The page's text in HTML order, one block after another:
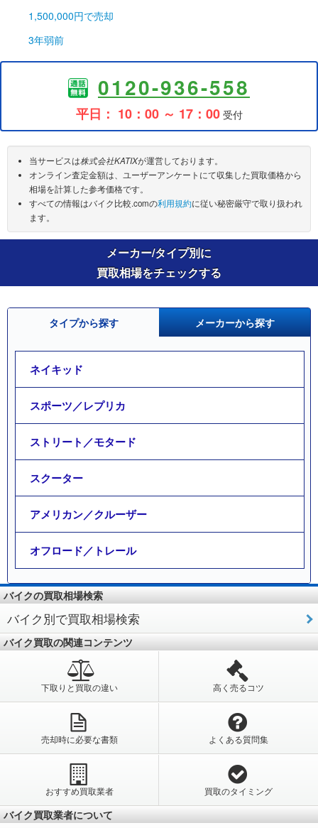
1,500,000円で売却
3年弱前
0120-936-558
平日： 10：00 ～ 17：00受付
当サービスは株式会社KATIXが運営しております。
オンライン査定金額は、ユーザーアンケートにて収集した買取価格から
相場を計算した参考価格です。
すべての情報はバイク比較.comの利用規約に従い秘密厳守で取り扱われ
ます。
メーカー/タイプ別に
買取相場をチェックする
タイプから探す メーカーから探す
ネイキッド
スポーツ／レプリカ
ストリート／モタード
スクーター
アメリカン／クルーザー
オフロード／トレール
バイクの買取相場検索
バイク別で買取相場検索
バイク買取の関連コンテンツ
下取りと買取の違い 高く売るコツ
売却時に必要な書類 よくある質問集
おすすめ買取業者 買取のタイミング
バイク買取業者について